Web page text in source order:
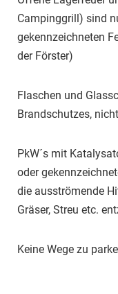
Campinggrill) sind
gekennzeichneten
der Förster)
Flaschen und
Brandschutzes,
PkW´s mit
oder
die ausströmende
Gräser, Streu etc.
Keine Wege zu